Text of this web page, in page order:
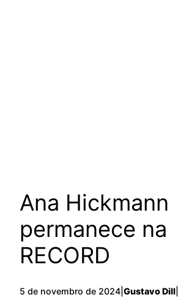
Ana Hickmann
permanece na
RECORD
5 de novembro de 2024 Gustavo Dill